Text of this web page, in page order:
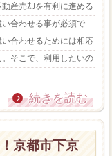
産売却を有利に進める
合わせる事が必須で
合わせるためには相応
そこで、利用したいの
続きを読む
京都市下京